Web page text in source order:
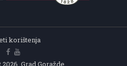
korištenja
Grad Goražde